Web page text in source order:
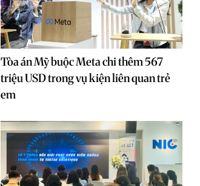
Tòa án Mỹ buộc Meta chi thêm 567
triệu USD trong vụ kiện liên quan trẻ
em